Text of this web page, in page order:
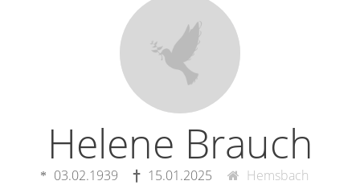
Helene Brauch
03.02.1939 15.01.2025 Hemsbach